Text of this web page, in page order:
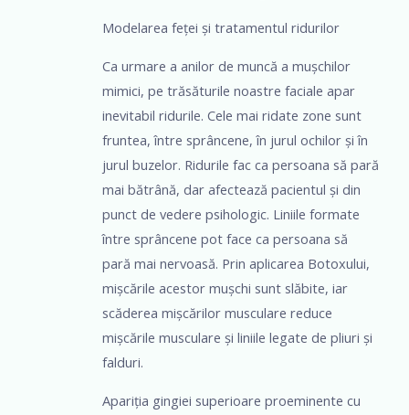
Modelarea feței și tratamentul ridurilor
Ca urmare a anilor de muncă a mușchilor
mimici, pe trăsăturile noastre faciale apar
inevitabil ridurile. Cele mai ridate zone sunt
fruntea, între sprâncene, în jurul ochilor și în
jurul buzelor. Ridurile fac ca persoana să pară
mai bătrână, dar afectează pacientul și din
punct de vedere psihologic. Liniile formate
între sprâncene pot face ca persoana să
pară mai nervoasă. Prin aplicarea Botoxului,
mișcările acestor mușchi sunt slăbite, iar
scăderea mișcărilor musculare reduce
mișcările musculare și liniile legate de pliuri și
falduri.
Apariția gingiei superioare proeminente cu